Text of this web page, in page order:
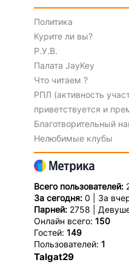
Политика
Курите ли вы?
Р.У.В.
Палата JayKey
Что читаем ?
РПЛ (активность
приветствуется и
Благотворительный
Нелюбимые клубы
Всего пользователей:
За сегодня: 0 | За
Парней: 2758 |
Онлайн всего: 150
Гостей: 149
Пользователей: 1
Talgat29